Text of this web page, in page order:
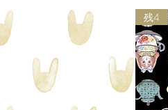
残4